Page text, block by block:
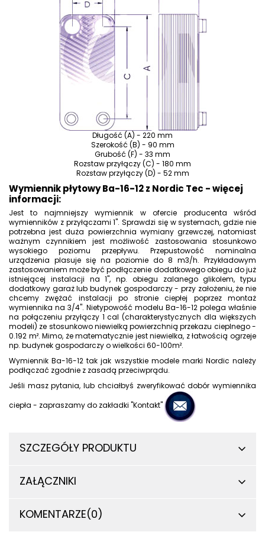
Długość (A) - 220 mm
Szerokość (B) - 90 mm
Grubość (F) - 33 mm
Rozstaw przyłączy (C) - 180 mm
Rozstaw przyłączy (D) - 52 mm
Wymiennik płytowy Ba-16-12 z Nordic Tec - więcej
informacji:
Jest to najmniejszy wymiennik w ofercie producenta wśród
wymienników z przyłączami 1". Sprawdzi się w systemach, gdzie nie
potrzebna jest duża powierzchnia wymiany grzewczej, natomiast
ważnym czynnikiem jest możliwość zastosowania stosunkowo
wysokiego poziomu przepływu. Przepustowość nominalna
urządzenia plasuje się na poziomie do 8 m3/h. Przykładowym
zastosowaniem może być podłączenie dodatkowego obiegu do już
istniejącej instalacji na 1", np. obiegu zalanego glikolem, typu
dodatkowy garaż lub budynek gospodarczy - przy założeniu, że nie
chcemy zwężać instalacji po stronie ciepłej poprzez montaż
wymiennika na 3/4". Nietypowość modelu Ba-16-12 polega właśnie
na połączeniu przyłączy 1 cal (charakterystycznych dla większych
modeli) ze stosunkowo niewielką powierzchnią przekazu cieplnego -
0.192 m². Mimo, że matematycznie jest niewielka, z łatwością ogrzeje
np. budynek gospodarczy o wielkości 60-100m².
Wymiennik Ba-16-12 tak jak wszystkie modele marki Nordic należy
podłączać zgodnie z zasadą przeciwprądu.
Jeśli masz pytania, lub chciałbyś zweryfikować dobór wymiennika
ciepła - zapraszamy do zakładki "Kontakt"
SZCZEGÓŁY PRODUKTU
ZAŁĄCZNIKI
KOMENTARZE(0)